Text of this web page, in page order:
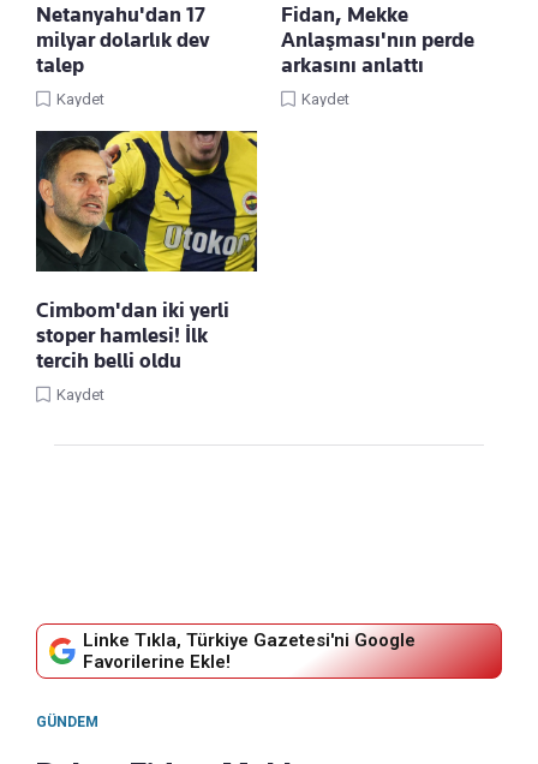
Netanyahu'dan 17
milyar dolarlık dev
talep
Kaydet
Fidan, Mekke
Anlaşması'nın perde
arkasını anlattı
Kaydet
Cimbom'dan iki yerli
stoper hamlesi! İlk
tercih belli oldu
Kaydet
Linke Tıkla, Türkiye Gazetesi'ni Google
Favorilerine Ekle!
GÜNDEM